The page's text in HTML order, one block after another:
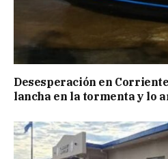
Desesperación en
lancha en la tormenta y lo